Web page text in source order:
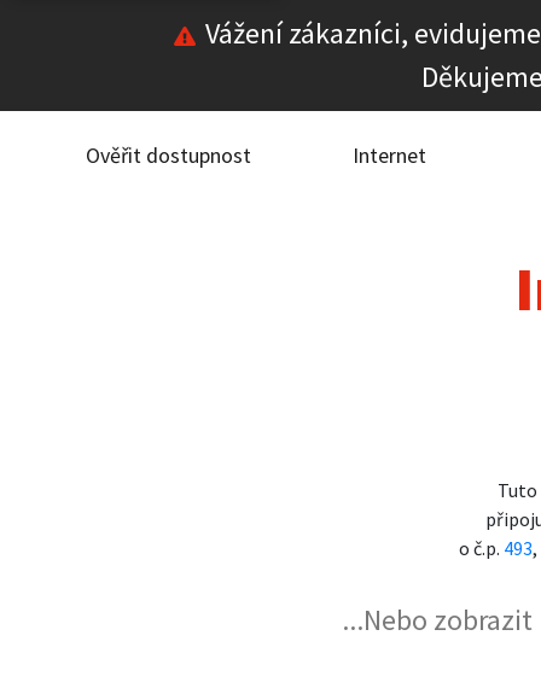
Vážení zákazníci,
Ověřit dostupnost Internet
o č.p. 493,
...Nebo